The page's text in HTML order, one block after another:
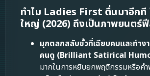
ทำไม Ladies First ตื่นมาอีก
ใหญ่ (2026) ถึงเป็นภาพยนตร์
มุกตลกสลับขั้วที่เฉียบคมและทำง
คนดู (Brilliant Satirical
มากในการหยิบยกพฤติกรรมหรือ